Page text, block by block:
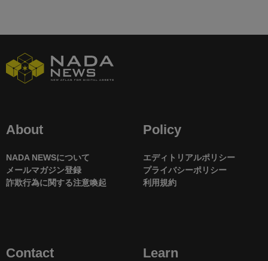
About
NADA NEWSについて
メールマガジン登録
詐欺行為に関する注意喚起
Policy
エディトリアルポリシー
プライバシーポリシー
利用規約
Contact Learn